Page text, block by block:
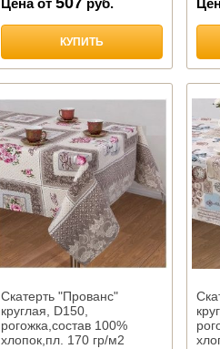
Цена от руб.
КУПИТЬ
Скатерть "Прованс"
круглая, D150,
рогожка,состав 100%
хлопок,пл. 170 гр/м2